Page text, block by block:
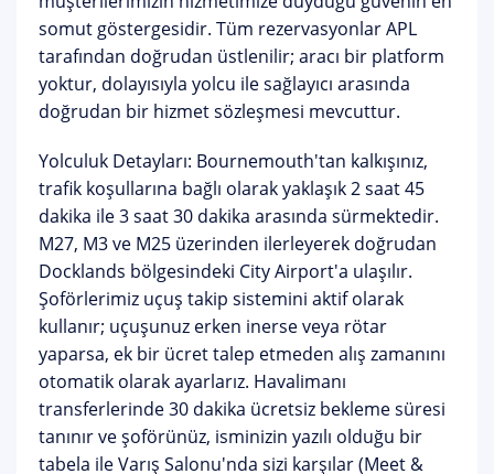
somut göstergesidir. Tüm rezervasyonlar APL
tarafından doğrudan üstlenilir; aracı bir platform
yoktur, dolayısıyla yolcu ile sağlayıcı arasında
doğrudan bir hizmet sözleşmesi mevcuttur.
Yolculuk Detayları: Bournemouth'tan kalkışınız,
trafik koşullarına bağlı olarak yaklaşık 2 saat 45
dakika ile 3 saat 30 dakika arasında sürmektedir.
M27, M3 ve M25 üzerinden ilerleyerek doğrudan
Docklands bölgesindeki City Airport'a ulaşılır.
Şoförlerimiz uçuş takip sistemini aktif olarak
kullanır; uçuşunuz erken inerse veya rötar
yaparsa, ek bir ücret talep etmeden alış zamanını
otomatik olarak ayarlarız. Havalimanı
transferlerinde30 dakika ücretsiz bekleme süresi
tanınır ve şoförünüz, isminizin yazılı olduğu bir
tabela ile Varış Salonu'nda sizi karşılar (Meet &